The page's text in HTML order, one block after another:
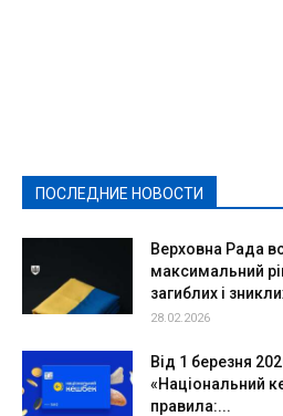
ПОСЛЕДНИЕ НОВОСТИ
Верховна Рада
максимальний
загиблих і
28.02.2026
Від 1 березня
«Національний
правила:...